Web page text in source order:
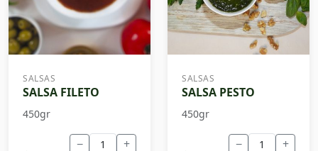
SALSAS
SALSA FILETO
450gr
− +
SALSAS
SALSA PESTO
450gr
− +